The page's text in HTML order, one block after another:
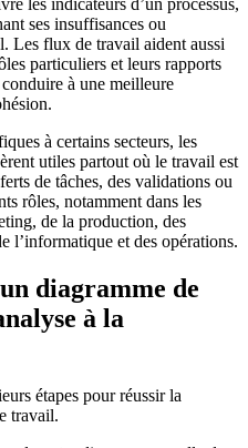
les indicateurs d’un processus,
ses insuffisances ou
Les flux de travail aident aussi
particuliers et leurs rapports
à une meilleure
à certains secteurs, les
utiles partout où le travail est
de tâches, des validations ou
rôles, notamment dans les
de la production, des
l’informatique et des opérations.
diagramme de
à la
étapes pour réussir la
travail.